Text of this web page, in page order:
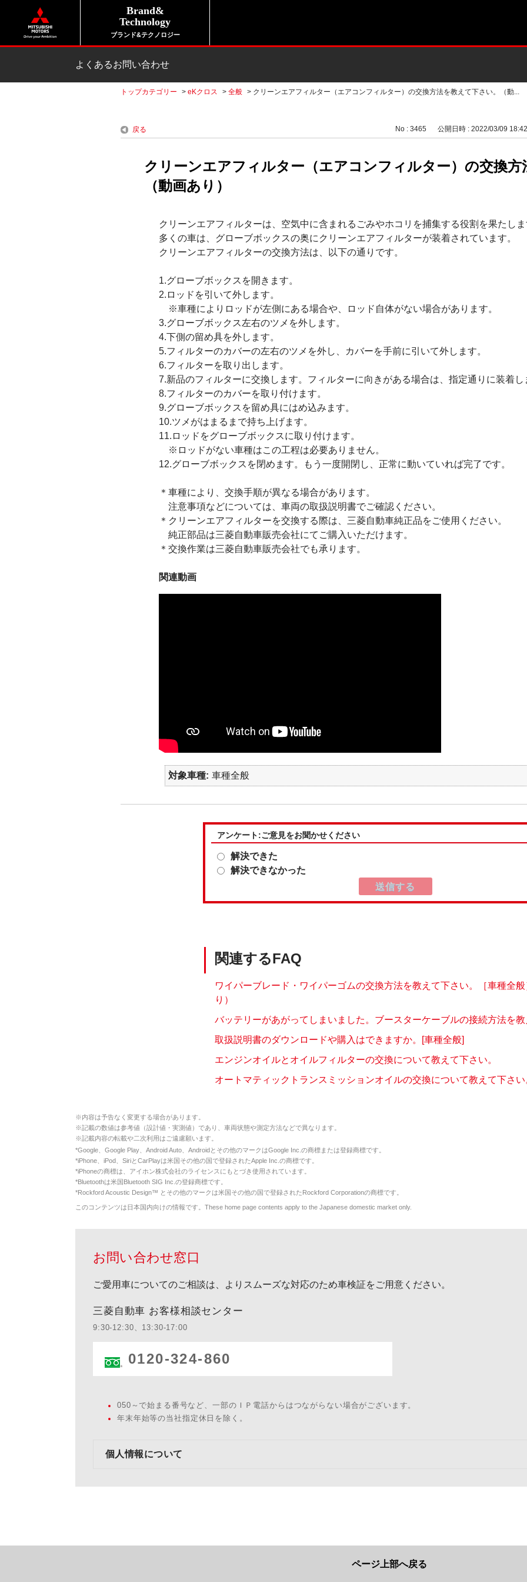
Brand&
Technology
ブランド&テクノロジー
よくあるお問い合わせ
トップカテゴリー > eKクロス > 全般 > クリーンエアフィルター（エアコンフィルター）の交換方法を教えて下さい。（動...
戻る No : 3465 公開日時 : 2022/03/09 18:42
クリーンエアフィルター（エアコンフィルター）の交換
（動画あり）
クリーンエアフィルターは、空気中に含まれるごみやホコリを捕集する役割を果たし
多くの車は、グローブボックスの奥にクリーンエアフィルターが装着されています。
クリーンエアフィルターの交換方法は、以下の通りです。
1.グローブボックスを開きます。
2.ロッドを引いて外します。
※車種によりロッドが左側にある場合や、ロッド自体がない場合があります。
3.グローブボックス左右のツメを外します。
4.下側の留め具を外します。
5.フィルターのカバーの左右のツメを外し、カバーを手前に引いて外します。
6.フィルターを取り出します。
7.新品のフィルターに交換します。フィルターに向きがある場合は、指定通りに装着し
8.フィルターのカバーを取り付けます。
9.グローブボックスを留め具にはめ込みます。
10.ツメがはまるまで持ち上げます。
11.ロッドをグローブボックスに取り付けます。
※ロッドがない車種はこの工程は必要ありません。
12.グローブボックスを閉めます。もう一度開閉し、正常に動いていれば完了です。
＊車種により、交換手順が異なる場合があります。
注意事項などについては、車両の取扱説明書でご確認ください。
＊クリーンエアフィルターを交換する際は、三菱自動車純正品をご使用ください。
純正部品は三菱自動車販売会社にてご購入いただけます。
＊交換作業は三菱自動車販売会社でも承ります。
関連動画
対象車種 車種全般
アンケート:ご意見をお聞かせください
解決できた
解決できなかった
関連するFAQ
ワイパーブレード・ワイパーゴムの交換方法を教えて下さい。［車種全
り）
バッテリーがあがってしまいました。ブースターケーブルの接続方法を教
取扱説明書のダウンロードや購入はできますか。[車種全般]
エンジンオイルとオイルフィルターの交換について教えて下さい。
オートマティックトランスミッションオイルの交換について教えて下さい
※内容は予告なく変更する場合があります。
※記載の数値は参考値（設計値・実測値）であり、車両状態や測定方法などで異なります。
※記載内容の転載や二次利用はご遠慮願います。
*Google、Google Play、Android Auto、Androidとその他のマークはGoogle Inc.の商標または登録商標です。
*iPhone、iPod、SiriとCarPlayは米国その他の国で登録されたApple Inc.の商標です。
*iPhoneの商標は、アイホン株式会社のライセンスにもとづき使用されています。
*Bluetoothは米国Bluetooth SIG Inc.の登録商標です。
*Rockford Acoustic Design™ とその他のマークは米国その他の国で登録されたRockford Corporationの商標です。
このコンテンツは日本国内向けの情報です。These home page contents apply to the Japanese domestic market only.
お問い合わせ窓口
ご愛用車についてのご相談は、よりスムーズな対応のため車検証をご用意ください。
三菱自動車 お客様相談センター
9:30-12:30、13:30-17:00
0120-324-860
050～で始まる番号など、一部のＩＰ電話からはつながらない場合がございます。
年末年始等の当社指定休日を除く。
個人情報について
ページ上部へ戻る